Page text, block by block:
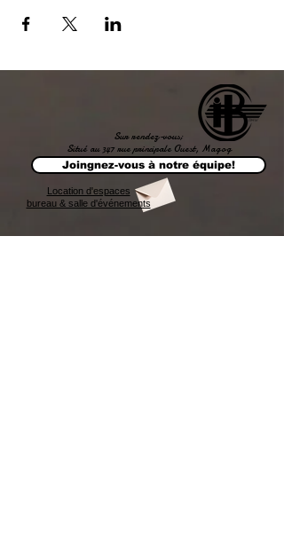
Sur rendez-vous;
Situé au 347 rue principale Ouest, Magog
Joingnez-vous à notre équipe!
Location d'espaces
bureau & salle d'événements